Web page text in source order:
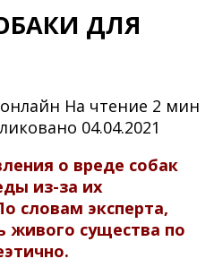
ДЛЯ
На чтение 2 мин
04.04.2021
о вреде собак
из-за их
словам эксперта,
живого существа по